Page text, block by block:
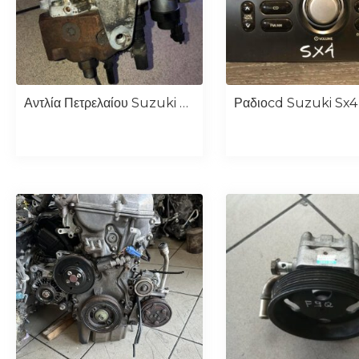
Αντλία Πετρελαίου Suzuki Grand Vitara F9Q